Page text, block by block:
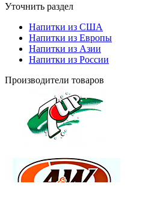
Уточнить раздел
Напитки из США
Напитки из Европы
Напитки из Азии
Напитки из России
Производители товаров